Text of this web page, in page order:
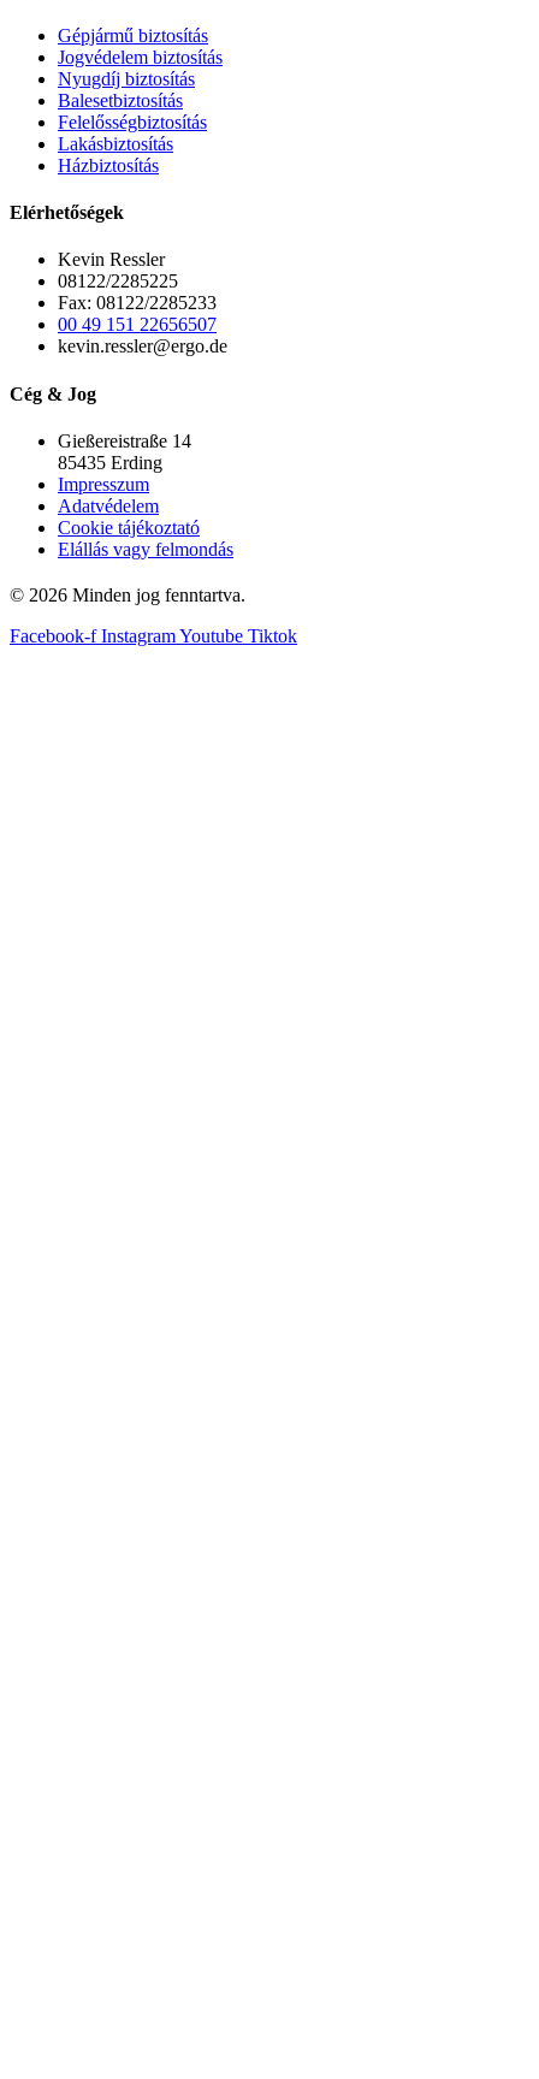
Gépjármű biztosítás
Jogvédelem biztosítás
Nyugdíj biztosítás
Balesetbiztosítás
Felelősségbiztosítás
Lakásbiztosítás
Házbiztosítás
Elérhetőségek
Kevin Ressler
08122/2285225
Fax: 08122/2285233
00 49 151 22656507
kevin.ressler@ergo.de
Cég & Jog
Gießereistraße 14
85435 Erding
Impresszum
Adatvédelem
Cookie tájékoztató
Elállás vagy felmondás
© 2026 Minden jog fenntartva.
Facebook-f InstagramYoutube Tiktok